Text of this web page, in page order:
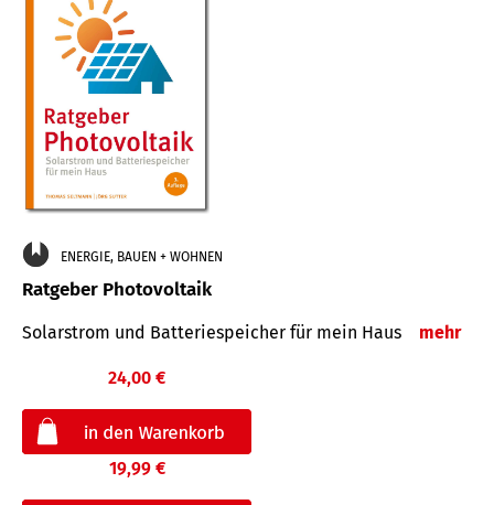
ENERGIE, BAUEN + WOHNEN
Ratgeber Photovoltaik
Solarstrom und Batteriespeicher für mein Haus mehr
24,00 €
19,99 €